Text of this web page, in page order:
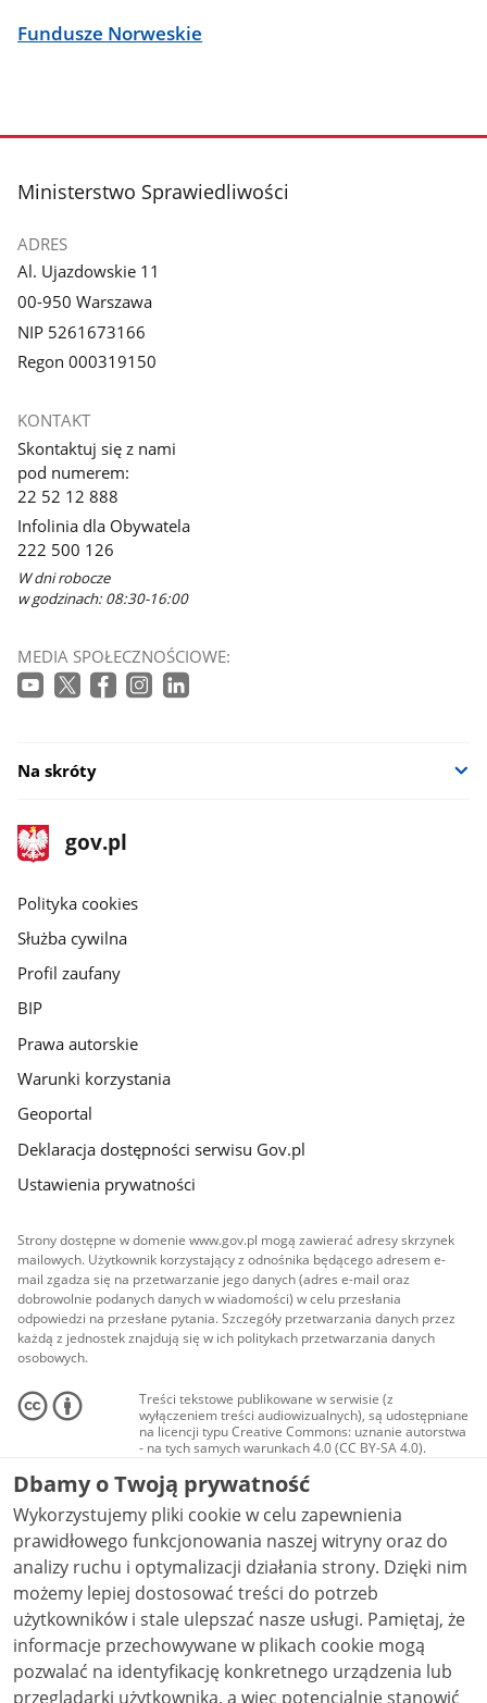
Fundusze Norweskie
stopka
Ministerstwo Sprawiedliwości
ADRES
Al. Ujazdowskie 11
00-950 Warszawa
NIP 5261673166
Regon 000319150
KONTAKT
Skontaktuj się z nami
pod numerem:
22 52 12 888
Infolinia dla Obywatela
222 500 126
W dni robocze
w godzinach: 08:30-16:00
MEDIA SPOŁECZNOŚCIOWE:
Na skróty
stopka
gov.pl
Strona
gov.pl
gov.pl
Polityka cookies
Służba cywilna
Profil zaufany
BIP
Prawa autorskie
Warunki korzystania
Geoportal
Deklaracja dostępności serwisu Gov.pl
Ustawienia prywatności
Strony dostępne w domenie www.gov.pl mogą zawierać adresy skrzynek
mailowych. Użytkownik korzystający z odnośnika będącego adresem e-
mail zgadza się na przetwarzanie jego danych (adres e-mail oraz
dobrowolnie podanych danych w wiadomości) w celu przesłania
odpowiedzi na przesłane pytania. Szczegóły przetwarzania danych przez
każdą z jednostek znajdują się w ich politykach przetwarzania danych
osobowych.
Treści tekstowe publikowane w serwisie (z
wyłączeniem treści audiowizualnych), są udostępniane
na licencji typu Creative Commons: uznanie autorstwa
- na tych samych warunkach 4.0 (CC BY-SA 4.0).
Materiały audiowizualne, w tym zdjęcia, materiały
audio i wideo, są udostępniane na licencji typu
Creative Commons: uznanie autorstwa użycie
niekomercyjne - bez utworów zależnych 4.0 (CC BY-
NC-ND 4.0), o ile nie jest to stwierdzone inaczej.
Dbamy o Twoją prywatność
Wykorzystujemy pliki cookie w celu zapewnienia
prawidłowego funkcjonowania naszej witryny oraz do
analizy ruchu i optymalizacji działania strony. Dzięki nim
możemy lepiej dostosować treści do potrzeb
użytkowników i stale ulepszać nasze usługi. Pamiętaj, że
informacje przechowywane w plikach cookie mogą
pozwalać na identyfikację konkretnego urządzenia lub
przeglądarki użytkownika, a więc potencjalnie stanowić